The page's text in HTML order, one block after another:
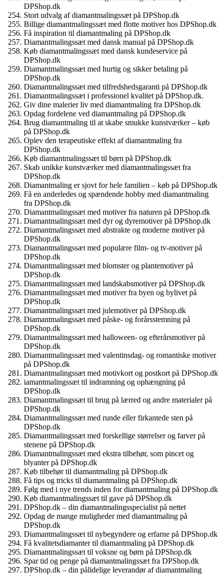
DPShop.dk
Stort udvalg af diamantmalingssæt på DPShop.dk
Billige diamantmalingssæt med flotte motiver hos DPShop.dk
Få inspiration til diamantmaling på DPShop.dk
Diamantmalingssæt med dansk manual på DPShop.dk
Køb diamantmalingssæt med dansk kundeservice på
DPShop.dk
Diamantmalingssæt med hurtig og sikker betaling på
DPShop.dk
Diamantmalingssæt med tilfredshedsgaranti på DPShop.dk
Diamantmalingssæt i professionel kvalitet på DPShop.dk.
Giv dine malerier liv med diamantmaling fra DPShop.dk
Opdag fordelene ved diamantmaling på DPShop.dk
Brug diamantmaling til at skabe smukke kunstværker – køb
på DPShop.dk
Oplev den terapeutiske effekt af diamantmaling fra
DPShop.dk
Køb diamantmalingssæt til børn på DPShop.dk
Skab unikke kunstværker med diamantmalingssæt fra
DPShop.dk
Diamantmaling er sjovt for hele familien – køb på DPShop.dk
Få en anderledes og spændende hobby med diamantmaling
fra DPShop.dk
Diamantmalingssæt med motiver fra naturen på DPShop.dk
Diamantmalingssæt med dyr og dyremotiver på DPShop.dk
Diamantmalingssæt med abstrakte og moderne motiver på
DPShop.dk
Diamantmalingssæt med populære film- og tv-motiver på
DPShop.dk
Diamantmalingssæt med blomster og plantemotiver på
DPShop.dk
Diamantmalingssæt med landskabsmotiver på DPShop.dk
Diamantmalingssæt med motiver fra byen og bylivet på
DPShop.dk
Diamantmalingssæt med julemotiver på DPShop.dk
Diamantmalingssæt med påske- og forårsstemning på
DPShop.dk
Diamantmalingssæt med halloween- og efterårsmotiver på
DPShop.dk
Diamantmalingssæt med valentinsdag- og romantiske motiver
på DPShop.dk
Diamantmalingssæt med motivkort og postkort på DPShop.dk
iamantmalingssæt til indramning og ophængning på
DPShop.dk
Diamantmalingssæt til brug på lærred og andre materialer på
DPShop.dk
Diamantmalingssæt med runde eller firkantede sten på
DPShop.dk
Diamantmalingssæt med forskellige størrelser og farver på
stenene på DPShop.dk
Diamantmalingssæt med ekstra tilbehør, som pincet og
blyanter på DPShop.dk
Køb tilbehør til diamantmaling på DPShop.dk
Få tips og tricks til diamantmaling på DPShop.dk
Følg med i nye trends inden for diamantmaling på DPShop.dk
Køb diamantmalingssæt til gave på DPShop.dk
DPShop.dk – din diamantmalingsspecialist på nettet
Opdag de mange muligheder med diamantmaling på
DPShop.dk
Diamantmalingssæt til nybegyndere og erfarne på DPShop.dk
Få kvalitetsdiamanter til diamantmaling på DPShop.dk
Diamantmalingssæt til voksne og børn på DPShop.dk
Spar tid og penge på diamantmalingssæt fra DPShop.dk
DPShop.dk – din pålidelige leverandør af diamantmaling